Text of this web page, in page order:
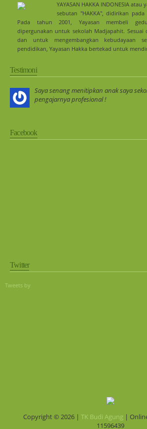
YAYASAN HAKKA INDONESIA
sebutan "HAKKA", didirikan
Pada tahun 2001, Yayasan membeli
dipergunakan untuk sekolah Madjapahit. Sesuai
dan untuk mengembangkan kebudayaan
pendidikan, Yayasan Hakka bertekad untuk
Testimoni
Saya senang menitipkan anak saya
pengajarnya profesional !
Facebook
Twitter
Tweets by
Copyright © 2026 | TK Budi Agung |
11596439